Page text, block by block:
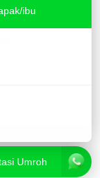
Umroh
ibu